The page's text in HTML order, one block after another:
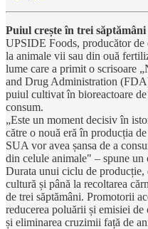
Puiul crește în trei săptămâni
UPSIDE Foods, producător de
la animale vii sau din ouă
lume care a primit o scrisoare
and Drug Administration
puiul cultivat în bioreactoare de
consum.
„Este un moment decisiv în
către o nouă eră în producția
SUA vor avea șansa de a
din celule animale" – spune
Durata unui ciclu de producție,
cultură și până la recoltarea
de trei săptămâni. Promotorii
reducerea poluării și emisiei
și eliminarea cruzimii față de